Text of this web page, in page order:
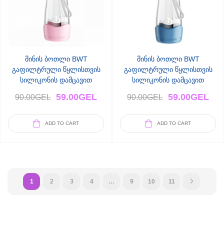
მინის ბოთლი BWT
გაფილტრული წყლისთვის
სილიკონის დამცავით
90.00GEL 59.00GEL
ADD TO CART
მინის ბოთლი BWT
გაფილტრული წყლისთვის
სილიკონის დამცავით
90.00GEL 59.00GEL
ADD TO CART
1 2 3 4 … 9 10 11